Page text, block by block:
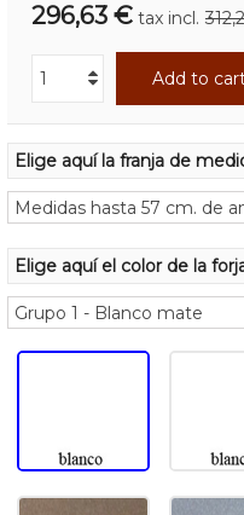
296,63 € tax incl.
Add to
Elige aquí el color de la
Elige aquí la franja de